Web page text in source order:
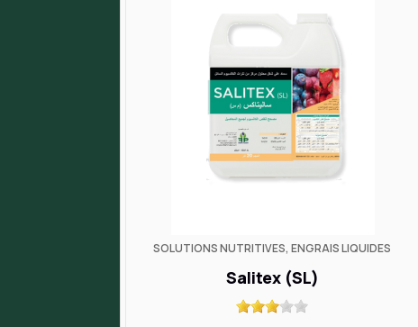
SOLUTIONS NUTRITIVES, ENGRAIS LIQUIDES
Salitex (SL)